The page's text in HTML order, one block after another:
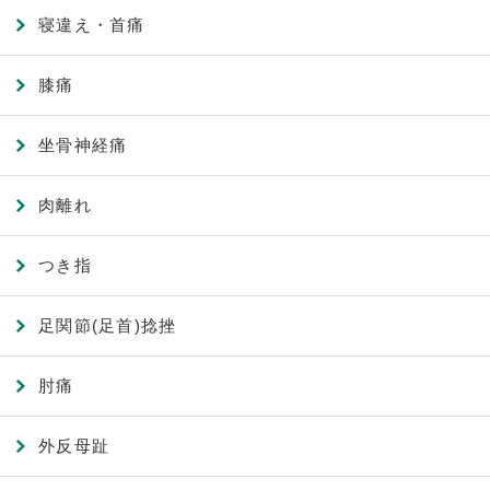
寝違え・首痛
膝痛
坐骨神経痛
肉離れ
つき指
足関節(足首)捻挫
肘痛
外反母趾